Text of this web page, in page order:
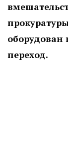
переход.